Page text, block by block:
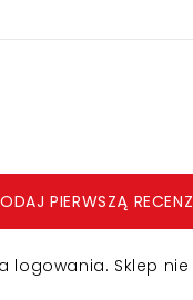
PIERWSZĄ
logowania. Sklep